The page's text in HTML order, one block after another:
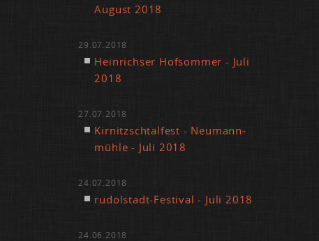
Au­gust 2018
29.07.2018
Hein­rich­ser Hof­som­mer - Ju­li
2018
27.07.2018
Kir­nitzsch­tal­fest - Neu­mann­
müh­le - Ju­li 2018
24.07.2018
ru­dol­stadt-Fes­ti­val - Ju­li 2018
24.06.2018